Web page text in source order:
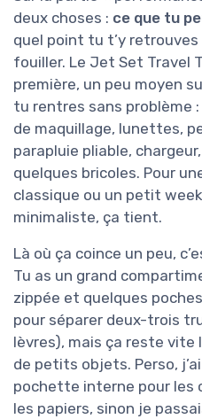
deux choses : ce que tu
quel point tu t’y
fouiller. Le Jet Set Travel
première, un peu moyen
tu rentres sans problème
de maquillage, lunettes,
parapluie pliable,
quelques bricoles. Pour
classique ou un petit
minimaliste, ça tient.
Là où ça coince un peu,
Tu as un grand
zippée et quelques
pour séparer deux-trois
lèvres), mais ça reste vite
de petits objets. Perso,
pochette interne pour les
les papiers, sinon je